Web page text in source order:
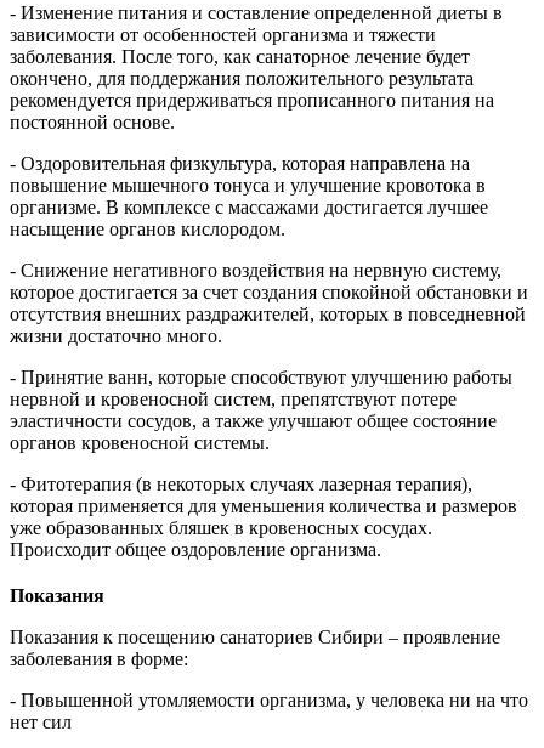
- Изменение питания и составление определенной диеты в
зависимости от особенностей организма и тяжести
заболевания. После того, как санаторное лечение будет
окончено, для поддержания положительного результата
рекомендуется придерживаться прописанного питания на
постоянной основе.
- Оздоровительная физкультура, которая направлена на
повышение мышечного тонуса и улучшение кровотока в
организме. В комплексе с массажами достигается лучшее
насыщение органов кислородом.
- Снижение негативного воздействия на нервную систему,
которое достигается за счет создания спокойной обстановки и
отсутствия внешних раздражителей, которых в повседневной
жизни достаточно много.
- Принятие ванн, которые способствуют улучшению работы
нервной и кровеносной систем, препятствуют потере
эластичности сосудов, а также улучшают общее состояние
органов кровеносной системы.
- Фитотерапия (в некоторых случаях лазерная терапия),
которая применяется для уменьшения количества и размеров
уже образованных бляшек в кровеносных сосудах.
Происходит общее оздоровление организма.
Показания
Показания к посещению санаториев Сибири – проявление
заболевания в форме:
- Повышенной утомляемости организма, у человека ни на что
нет сил